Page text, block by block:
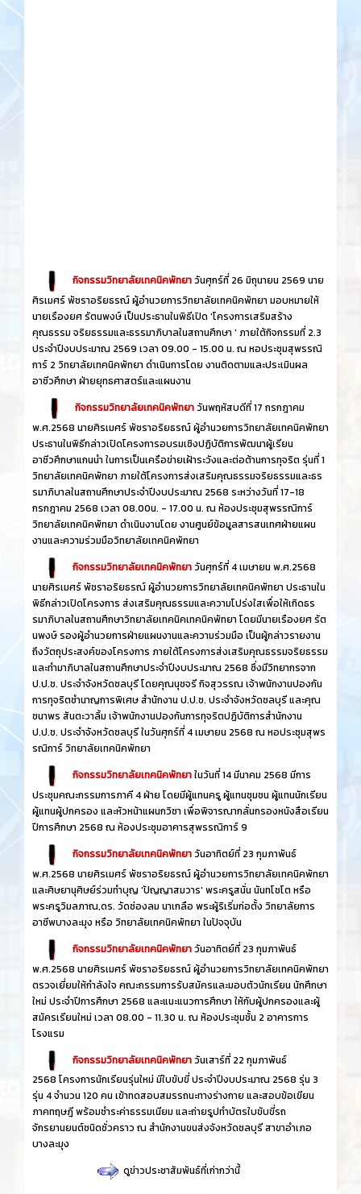
กิจกรรมวิทยาลัยเทคนิคพัทยาวันศุกร์​ที่ 26 ​มิถุนายน​ 2569 นาย
ศิรเมศร์ พัชราอริยธรณ์ ผู้อำนวยการวิทยาลัยเทคนิคพัทยา มอบหมายให้
นายเรืองยศ รัตนพงษ์ เป็นประธานในพิธีเปิด 'โครงการเสริมสร้าง
คุณธรรม จริยธรรมและธรรมาภิบาลในสถานศึกษา ' ภายใต้กิจกรรมที่ 2.3
ประจำปีงบประมาณ 2569 เวลา 09.00 - 15.00 น. ณ หอประชุมสุพรรณิ
การ์ 2 วิทยาลัยเทคนิคพัทยา ดำเนินการโดย งานติดตามและประเมินผล
อาชีวศึกษา ฝ่ายยุทธศาสตร์และแผนงาน
กิจกรรมวิทยาลัยเทคนิคพัทยาวันพฤหัสบดีที่ 17 กรกฎาคม
พ.ศ.2568 นายศิรเมศร์ พัชราอริยธรณ์ ผู้อำนวยการวิทยาลัยเทคนิคพัทยา
ประธานในพิธีกล่าวเปิดโครงการอบรมเชิงปฏิบัติการพัฒนาผู้เรียน
อาชีวศึกษาแกนนำ ในการเป็นเครือข่ายเฝ้าระวังและต่อต้านการทุจริต รุ่นที่ 1
วิทยาลัยเทคนิคพัทยา ภายใต้โครงการส่งเสริมคุณธรรมจริยธรรมและธร
รมาภิบาลในสถานศึกษาประจำปีงบประมาณ 2568 ระหว่างวันที่ 17-18
กรกฎาคม 2568 เวลา 08.00น. - 17.00 น. ณ ห้องประชุมสุพรรณิการ์
วิทยาลัยเทคนิคพัทยา ดำเนินงานโดย งานศูนย์ข้อมูลสารสนเทศฝ่ายแผน
งานและความร่วมมือวิทยาลัยเทคนิคพัทยา
กิจกรรมวิทยาลัยเทคนิคพัทยาวันศุกร์ที่ 4 เมษายน พ.ศ.2568
นายศิรเมศร์ พัชราอริยธรณ์ ผู้อำนวยการวิทยาลัยเทคนิคพัทยา ประธานใน
พิธีกล่าวเปิดโครงการ ส่งเสริมคุณธรรมและความโปร่งใสเพื่อให้เกิดธร
รมาภิบาลในสถานศึกษาวิทยาลัยเทคนิคเทคนิคพัทยา โดยมีนายเรืองยศ รัต
นพงษ์ รองผู้อำนวยการฝ่ายแผนงานและความร่วมมือ เป็นผู้กล่าวรายงาน
ถึงวัตถุประสงค์ของโครงการ ภายใต้โครงการส่งเสริมคุณธรรมจริยธรรม
และทำมาภิบาลในสถานศึกษาประจำปีงบประมาณ 2568 ซึ่งมีวิทยากรจาก
ป.ป.ช. ประจำจังหวัดชลบุรี โดยคุณนุชจรี กิจสุวรรณ เจ้าพนักงานปองกัน
การทุจริตชำนาญการพิเศษ สำนักงาน ป.ป.ช. ประจำจังหวัดชลบุรี และคุณ
ชนาพร สันตะวาลิ้ม เจ้าพนักงานปองกันการทุจริตปฏิบัติการสำนักงาน
ป.ป.ช. ประจำจังหวัดชลบุรี ในวันศุกร์ที่ 4 เมษายน 2568 ณ หอประชุมสุพร
รณิการ์ วิทยาลัยเทคนิคพัทยา
กิจกรรมวิทยาลัยเทคนิคพัทยาในวันที่ 14 มีนาคม 2568 มีการ
ประชุมคณะกรรมการภาคี 4 ฝ่าย โดยมีผู้แทนครู ผู้แทนชุมชน ผู้แทนนักเรียน
ผู้แทนผู้ปกครอง และหัวหน้าแผนกวิชา เพื่อพิจารณากลั่นกรองหนังสือเรียน
ปีการศึกษา 2568 ณ ห้องประชุมอาคารสุพรรณิการ์ 9
กิจกรรมวิทยาลัยเทคนิคพัทยาวันอาทิตย์ที่ 23 กุมภาพันธ์
พ.ศ.2568 นายศิรเมศร์ พัชราอริยธรณ์ ผู้อำนวยการวิทยาลัยเทคนิคพัทยา
และศิษยานุศิษย์ร่วมทำบุญ 'ปัญญาสมวาร' พระครูสนั่น นันทโชโต หรือ
พระครูวิมลภาณ,ดร. วัดช่องลม นาเกลือ พระผู้ริเริ่มก่อตั้ง วิทยาลัยการ
อาชีพบางละมุง หรือ วิทยาลัยเทคนิคพัทยา ในปัจจุบัน
กิจกรรมวิทยาลัยเทคนิคพัทยาวันอาทิตย์ที่ 23 กุมภาพันธ์
พ.ศ.2568 นายศิรเมศร์ พัชราอริยธรณ์ ผู้อำนวยการวิทยาลัยเทคนิคพัทยา
ตรวจเยี่ยมให้กำลังใจ คณะกรรมการรับสมัครและมอบตัวนักเรียน นักศึกษา
ใหม่ ประจำปีการศึกษา 2568 และแนะแนวการศึกษา ให้กับผู้ปกครองและผู้
สมัครเรียนใหม่ เวลา 08.00 - 11.30 น. ณ ห้องประชุมชั้น 2 อาคารการ
โรงแรม
กิจกรรมวิทยาลัยเทคนิคพัทยาวันเสาร์ที่ 22 กุมภาพันธ์
2568 โครงการนักเรียนรุ่นใหม่ มีใบขับขี่ ประจำปีงบประมาณ 2568 รุ่น 3
รุ่น 4 จำนวน 120 คน เข้าทดสอบสมรรถนะทางร่างกาย และสอบข้อเขียน
ภาคทฤษฎี พร้อมชำระค่าธรรมเนียม และถ่ายรูปทำบัตรใบขับขี่รถ
จักรยานยนต์ชนิดชั่วคราว ณ สำนักงานขนส่งจังหวัดชลบุรี สาขาอำเภอ
บางละมุง
ดูข่าวประชาสัมพันธ์ที่เก่ากว่านี้